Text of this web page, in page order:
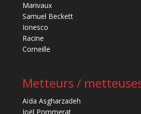
Marivaux
Samuel Beckett
Ionesco
Racine
Corneille
Metteurs /
Aïda Asgharzadeh
Joël Pommerat